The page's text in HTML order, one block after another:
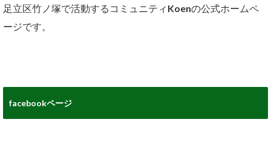
足立区竹ノ塚で活動するコミュニティKoenの公式ホームペ
ージです。
facebookページ